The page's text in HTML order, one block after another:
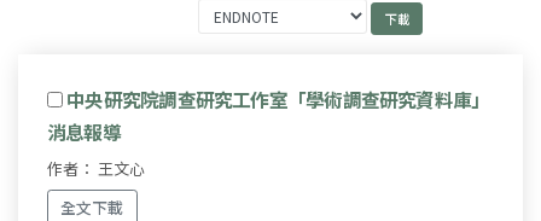
中央研究院調查研究工作室「學術調查研究資料庫」
消息報導
作者： 王文心
全文下載